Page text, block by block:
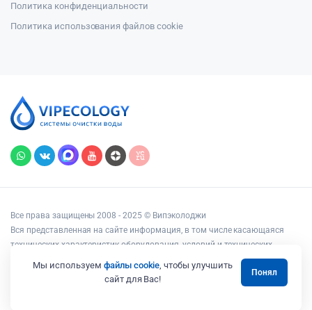
Политика конфиденциальности
Политика использования файлов cookie
Все права защищены 2008 - 2025 © Випэколоджи
Вся представленная на сайте информация, в том числе касающаяся
технических характеристик оборудования, условий и технических
возможностей подключения, наличия на складе, стоимости товаров и
услуг, носит информационный характер и ни при каких условиях не
является публичной офертой, определяемой положениями статьи 437
Мы используем файлы cookie, чтобы улучшить
сайт для Вас!
Понял